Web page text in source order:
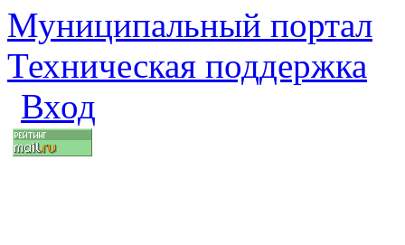
Муниципальный портал
Техническая поддержка
Вход